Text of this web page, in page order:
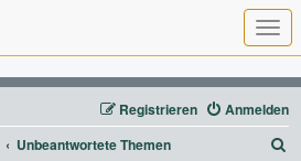
T
o
g
g
l
e
n
a
Anmelden
Registrieren
Unbeantwortete Themen